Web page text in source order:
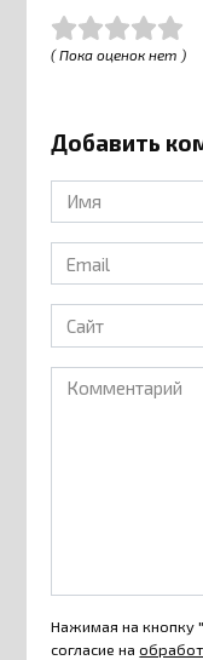
( Пока оценок нет )
Добавить
Имя
*
Email
*
Сайт
Комментарий
Нажимая на кнопку
согласие на